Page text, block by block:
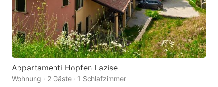
to
get
the
keyboard
shortcuts
for
to
get
the
keyboard
Appartamenti Hopfen Lazise
Wohnung · 2 Gäste · 1 Schlafzimmer